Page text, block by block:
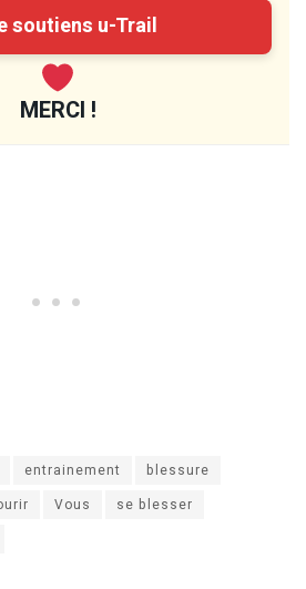
soutiens u-Trail
MERCI !
entrainement
blessure
Vous
se blesser